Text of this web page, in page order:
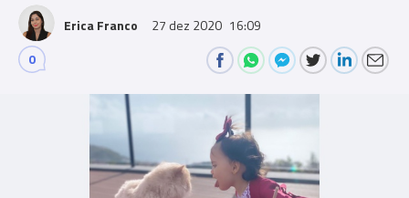
Erica Franco 27 dez 2020 16:09
0